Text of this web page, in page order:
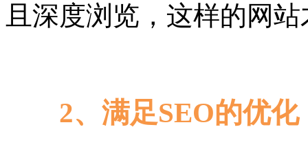
且深度浏览，这样的网
2、满足SEO的优化